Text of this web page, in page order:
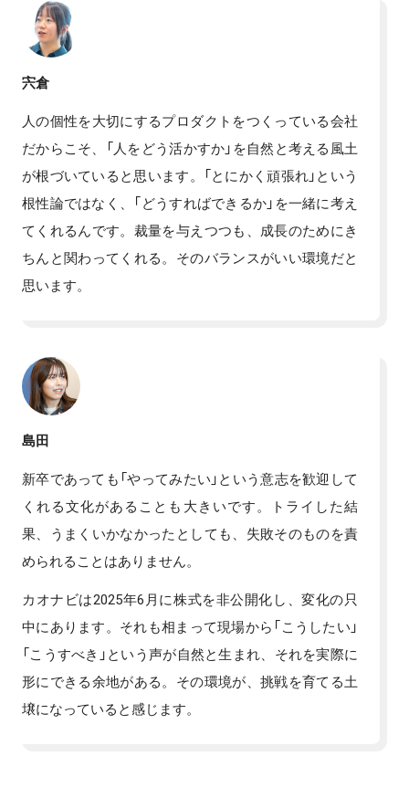
宍倉
人の個性を大切にするプロダクトをつくっている会社
だからこそ、「人をどう活かすか」を自然と考える風土
が根づいていると思います。「とにかく頑張れ」という
根性論ではなく、「どうすればできるか」を一緒に考え
てくれるんです。裁量を与えつつも、成長のためにき
ちんと関わってくれる。そのバランスがいい環境だと
思います。
島田
新卒であっても「やってみたい」という意志を歓迎して
くれる文化があることも大きいです。トライした結
果、うまくいかなかったとしても、失敗そのものを責
められることはありません。
カオナビは2025年6月に株式を非公開化し、変化の只
中にあります。それも相まって現場から「こうしたい」
「こうすべき」という声が自然と生まれ、それを実際に
形にできる余地がある。その環境が、挑戦を育てる土
壌になっていると感じます。